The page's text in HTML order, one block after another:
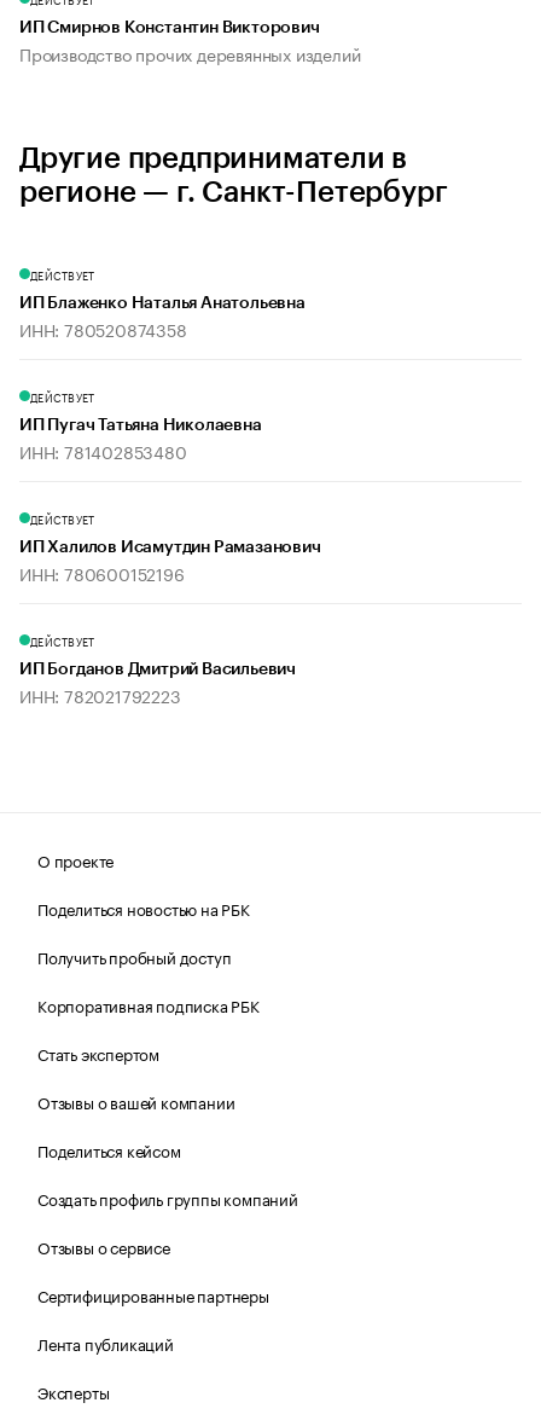
ИП Смирнов Константин Викторович
Производство прочих деревянных изделий
Другие предприниматели в
регионе — г. Санкт-Петербург
ДЕЙСТВУЕТ
ИП Блаженко Наталья Анатольевна
ИНН: 780520874358
ДЕЙСТВУЕТ
ИП Пугач Татьяна Николаевна
ИНН: 781402853480
ДЕЙСТВУЕТ
ИП Халилов Исамутдин Рамазанович
ИНН: 780600152196
ДЕЙСТВУЕТ
ИП Богданов Дмитрий Васильевич
ИНН: 782021792223
О проекте
Поделиться новостью на РБК
Получить пробный доступ
Корпоративная подписка РБК
Стать экспертом
Отзывы о вашей компании
Поделиться кейсом
Создать профиль группы компаний
Отзывы о сервисе
Сертифицированные партнеры
Лента публикаций
Эксперты